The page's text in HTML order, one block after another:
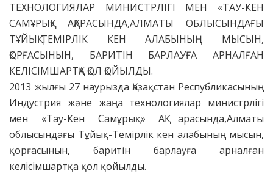
ТЕХНОЛОГИЯЛАР МИНИСТРЛІГІ МЕН «ТАУ-КЕН
САМҰРЫҚ» АҚАРАСЫНДА,АЛМАТЫ ОБЛЫСЫНДАҒЫ
ТҰЙЫҚ-ТЕМІРЛІК КЕН АЛАБЫНЫҢ МЫСЫН,
ҚОРҒАСЫНЫН, БАРИТІН БАРЛАУҒА АРНАЛҒАН
КЕЛІСІМШАРТҚА ҚОЛ ҚОЙЫЛДЫ.
2013 жылғы 27 наурызда Қазақстан Республикасының
Индустрия және жаңа технологиялар министрлігі
мен «Тау-Кен Самұрық» АҚ арасында,Алматы
облысындағы Тұйық-Темірлік кен алабының мысын,
қорғасынын, баритін барлауға арналған
келісімшартқа қол қойылды.